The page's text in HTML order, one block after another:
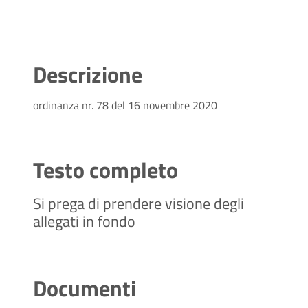
Descrizione
ordinanza nr. 78 del 16 novembre 2020
Testo completo
Si prega di prendere visione degli
allegati in fondo
Documenti